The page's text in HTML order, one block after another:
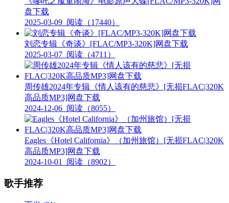
盘下载
2025-03-09 阅读（17440）
刘恋专辑《奇谈》[FLAC/MP3-320K]网盘下载
2025-03-07 阅读（4711）
周传雄2024年专辑《情人该有的慈悲》[无损FLAC|320K
高品质MP3]网盘下载
2024-12-06 阅读（8055）
Eagles《Hotel California》（加州旅馆）[无损FLAC|320K
高品质MP3]网盘下载
2024-10-01
阅读（8902）
歌手推荐